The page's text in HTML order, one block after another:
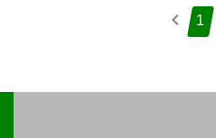
1